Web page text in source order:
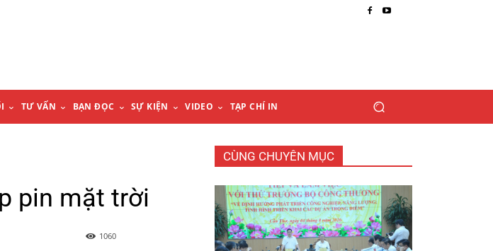
TƯ VẤN BẠN ĐỌC SỰ KIỆN VIDEO TẠP CHÍ IN
pin mặt trời
1060
CÙNG CHUYÊN MỤC